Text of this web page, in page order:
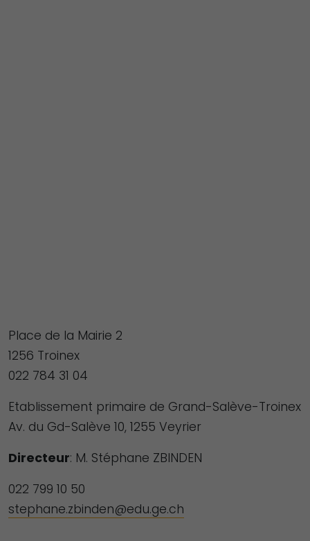
Place de la Mairie 2
1256 Troinex
022 784 31 04
Etablissement primaire de Grand-Salève-Troinex
Av. du Gd-Salève 10, 1255 Veyrier
Directeur: M. Stéphane ZBINDEN
022 799 10 50
stephane.zbinden@edu.ge.ch